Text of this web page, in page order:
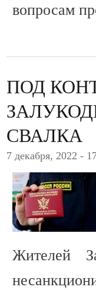
вопросам
ПОД
СВАЛКА
7 декабря, 2022 -
Жителей